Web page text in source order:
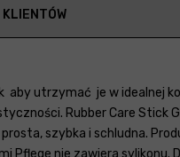
KLIENTÓW
utrzymać je w idealnej
Rubber Care Stick
szybka i schludna.